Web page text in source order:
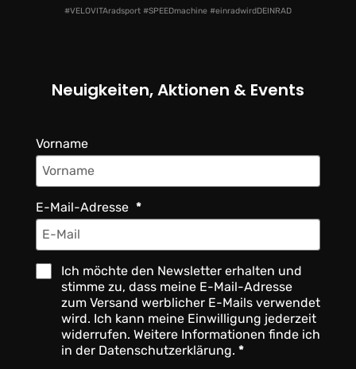
#VELOVITAradsport #SPEEDmachine #einradwirdDEINRAD
Neuigkeiten, Aktionen & Events
Vorname
E-Mail-Adresse
Ich möchte den Newsletter erhalten und
stimme zu, dass meine E-Mail-Adresse
zum Versand werblicher E-Mails verwendet
wird. Ich kann meine Einwilligung jederzeit
widerrufen. Weitere Informationen finde ich
in der Datenschutzerklärung.